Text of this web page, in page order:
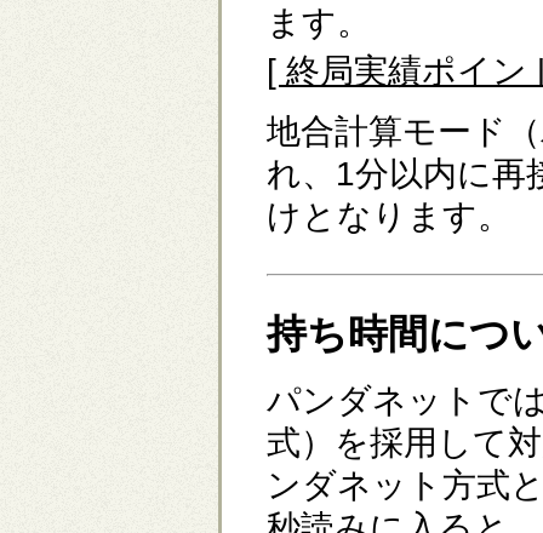
ます。
[ 終局実績ポイン
地合計算モード
れ、1分以内に再
けとなります。
持ち時間につ
パンダネットで
式）を採用して
ンダネット方式